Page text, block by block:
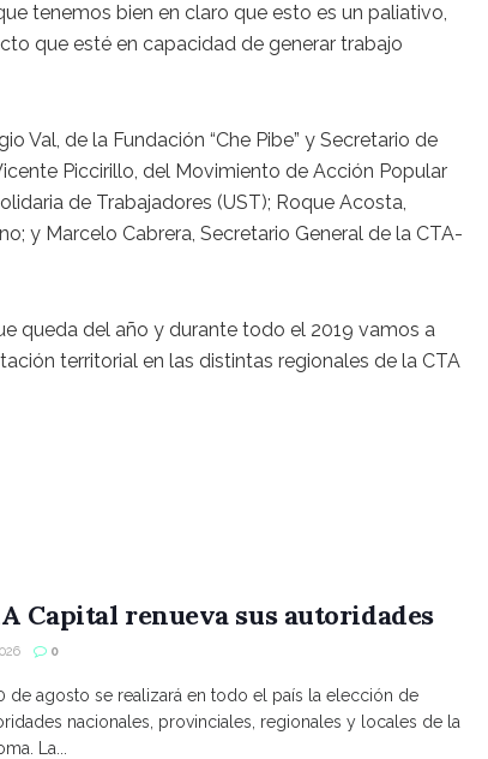
tenemos bien en claro que esto es un paliativo,
que esté en capacidad de generar trabajo
Val, de la Fundación “Che Pibe” y Secretario de
Piccirillo, del Movimiento de Acción Popular
de Trabajadores (UST); Roque Acosta,
y Marcelo Cabrera, Secretario General de la CTA-
queda del año y durante todo el 2019 vamos a
territorial en las distintas regionales de la CTA
Capital renueva sus autoridades
0
de agosto se realizará en todo el país la elección de
nacionales, provinciales, regionales y locales de la
La...